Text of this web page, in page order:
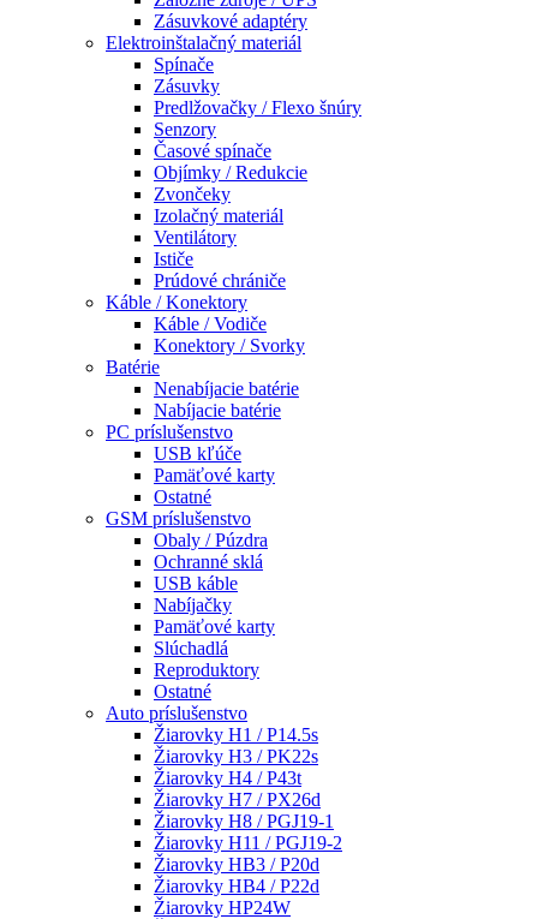
Zásuvkové adaptéry
Elektroinštalačný materiál
Spínače
Zásuvky
Predlžovačky / Flexo šnúry
Senzory
Časové spínače
Objímky / Redukcie
Zvončeky
Izolačný materiál
Ventilátory
Ističe
Prúdové chrániče
Káble / Konektory
Káble / Vodiče
Konektory / Svorky
Batérie
Nenabíjacie batérie
Nabíjacie batérie
PC príslušenstvo
USB kľúče
Pamäťové karty
Ostatné
GSM príslušenstvo
Obaly / Púzdra
Ochranné sklá
USB káble
Nabíjačky
Pamäťové karty
Slúchadlá
Reproduktory
Ostatné
Auto príslušenstvo
Žiarovky H1 / P14.5s
Žiarovky H3 / PK22s
Žiarovky H4 / P43t
Žiarovky H7 / PX26d
Žiarovky H8 / PGJ19-1
Žiarovky H11 / PGJ19-2
Žiarovky HB3 / P20d
Žiarovky HB4 / P22d
Žiarovky HP24W